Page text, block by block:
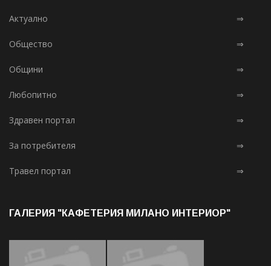
Актуално ⇒
Общество ⇒
Общини ⇒
Любопитно ⇒
Здравен портал ⇒
За потребителя ⇒
Травел портал ⇒
ГАЛЕРИЯ "КАФЕТЕРИЯ МИЛАНО ИНТЕРИОР"